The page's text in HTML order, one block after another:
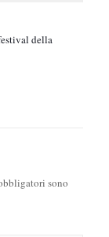
della
sono